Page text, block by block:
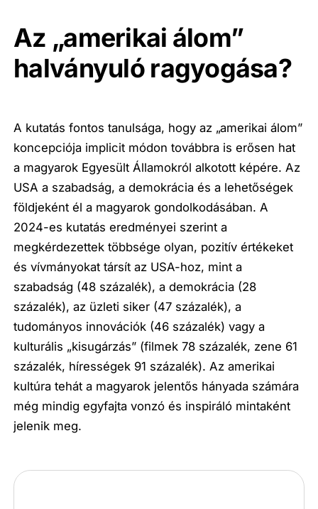
Az „amerikai álom”
halványuló ragyogása?
A kutatás fontos tanulsága, hogy az „amerikai álom”
koncepciója implicit módon továbbra is erősen hat
a magyarok Egyesült Államokról alkotott képére. Az
USA a szabadság, a demokrácia és a lehetőségek
földjeként él a magyarok gondolkodásában. A
2024-es kutatás eredményei szerint a
megkérdezettek többsége olyan, pozitív értékeket
és vívmányokat társít az USA-hoz, mint a
szabadság (48 százalék), a demokrácia (28
százalék), az üzleti siker (47 százalék), a
tudományos innovációk (46 százalék) vagy a
kulturális „kisugárzás” (filmek 78 százalék, zene 61
százalék, hírességek 91 százalék). Az amerikai
kultúra tehát a magyarok jelentős hányada számára
még mindig egyfajta vonzó és inspiráló mintaként
jelenik meg.